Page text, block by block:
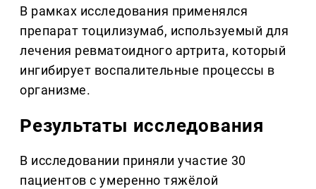
В рамках исследования применялся
препарат тоцилизумаб, используемый для
лечения ревматоидного артрита, который
ингибирует воспалительные процессы в
организме.
Результаты исследования
В исследовании приняли участие 30
пациентов с умеренно тяжёлой